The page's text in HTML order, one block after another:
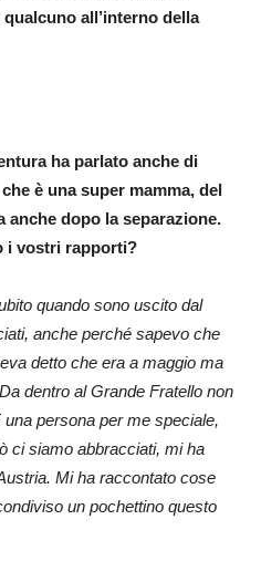
all’interno della
ha parlato anche di
è una super mamma, del
anche dopo la separazione.
i vostri rapporti?
quando sono uscito dal
anche perché sapevo che
detto che era a maggio ma
dentro al Grande Fratello non
persona per me speciale,
ci siamo abbracciati, mi ha
Mi ha raccontato cose
un pochettino questo